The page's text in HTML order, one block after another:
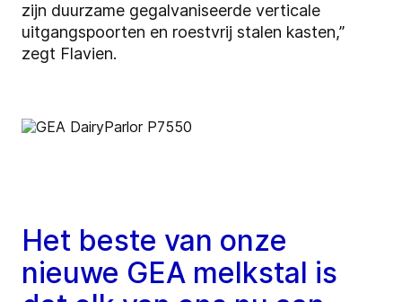
zijn duurzame gegalvaniseerde verticale
uitgangspoorten en roestvrij stalen kasten,”
zegt Flavien.
Het beste van onze
nieuwe GEA melkstal is